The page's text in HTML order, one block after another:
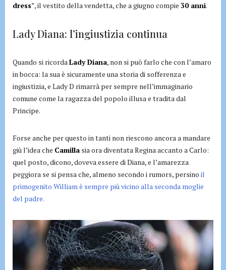
dress”, il vestito della vendetta, che a giugno compie 30 anni.
Lady Diana: l’ingiustizia continua
Quando si ricordaLady Diana, non si può farlo che con l’amaro
in bocca: la sua è sicuramente una storia di sofferenza e
ingiustizia, e Lady D rimarrà per sempre nell’immaginario
comune come la ragazza del popolo illusa e tradita dal
Principe.
Forse anche per questo in tanti non riescono ancora a mandare
giù l’idea che Camilla sia ora diventata Regina accanto a Carlo:
quel posto, dicono, doveva essere di Diana, e l’amarezza
peggiora se si pensa che, almeno secondo i rumors, persino il
primogenito William è sempre più vicino alla seconda moglie
del padre.